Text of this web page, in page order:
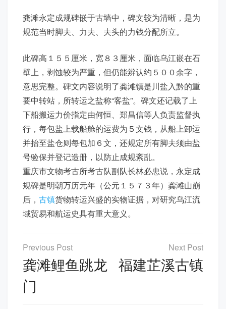
龚滩永定成规碑嵌于古墙中，碑文较为清晰，是为
规范当时脚夫、力夫、夫头的力钱分配所立。
此碑高１５５厘米，宽８３厘米，面临乌江嵌在石
壁上，剥蚀较为严重，但仍能辨认约５００余字，
意思完整。碑文内容说明了龚滩镇是川盐入黔的重
要中转站，所转运之盐称“客盐”。碑文还记载了上
下船搬运力价指定由何恒、郑昌信等人负责监督执
行，每包盐上载船舱的运费为５文钱，从船上卸运
并抬至盐仓则每包加６文，还规定所有脚夫须由盐
号验保并登记造册，以防止成规紊乱。
重庆市文物考古所考古队副队长林必忠说，永定成
规碑是明朝万历元年（公元１５７３年）龚滩山崩
后， 古镇货物转运兴盛的实物证据，对研究乌江流
域贸易和航运史具有重大意义。
文
章
导
航
龚滩鲤鱼跳龙
门
福建芷溪古镇